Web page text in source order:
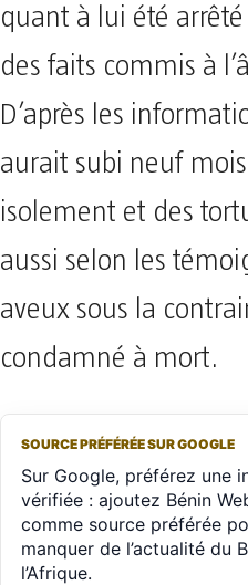
quant à lui été
des faits commis à
D’après les
aurait subi neuf
isolement et des
aussi selon les
aveux sous la
condamné à mort.
SOURCE PRÉFÉRÉE SUR GOOGLE
Sur Google, préférez une
vérifiée : ajoutez Bénin
comme source préférée
manquer de l’actualité du
l’Afrique.